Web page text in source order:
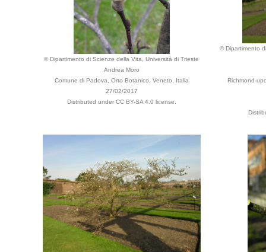
© Dipartimento di Scienze della Vita, Università di Trieste
Andrea Moro
Comune di Padova, Orto Botanico, Veneto, Italia
27/02/2017
Distributed under CC BY-SA 4.0 license.
© Dipartimento
Richmond-